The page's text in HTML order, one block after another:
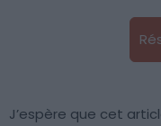
J’espère que cet